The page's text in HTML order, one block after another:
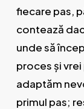
fiecare pas,
contează
unde să
proces și
adaptăm
primul pas;